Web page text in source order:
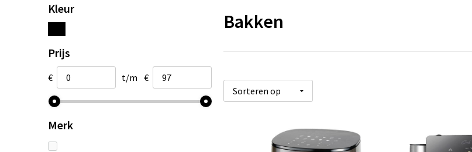
Kleur
Prijs
€ t/m €
Merk
Bakken